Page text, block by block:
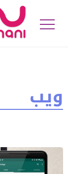
ويب